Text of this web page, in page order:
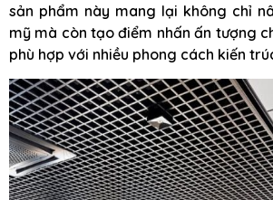
sản phẩm này mang lại không chỉ
mỹ mà còn tạo điểm nhấn ấn tượng
phù hợp với nhiều phong cách kiến